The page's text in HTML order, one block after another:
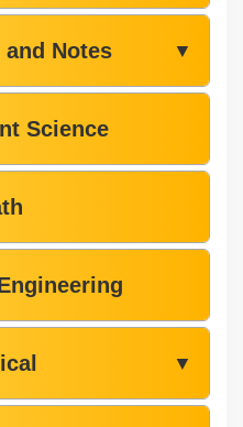
and Notes ▼
Science
▼